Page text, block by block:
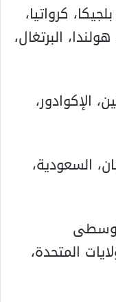
كرواتيا،
البرتغال،
الإكوادور،
السعودية،
المتحدة،